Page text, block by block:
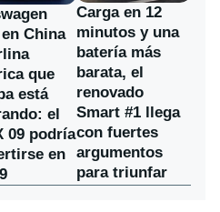
China
que
está
el
09 podría
en
Carga en 12
minutos y una
batería más
barata, el
renovado
Smart #1 llega
con fuertes
argumentos
para triunfar